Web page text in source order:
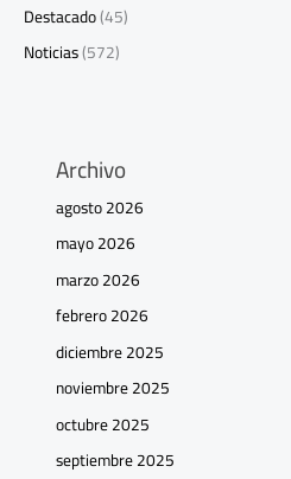
Destacado(45)
Noticias(572)
Archivo
agosto 2026
mayo 2026
marzo 2026
febrero 2026
diciembre 2025
noviembre 2025
octubre 2025
septiembre 2025